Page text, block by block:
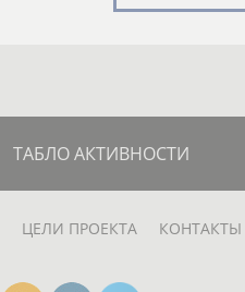
ТАБЛО АКТИВНОСТИ
ЦЕЛИ ПРОЕКТА КОНТАКТЫ